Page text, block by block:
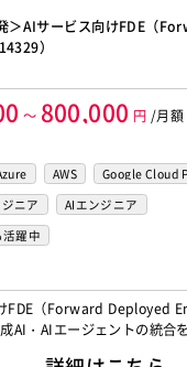
＞AIサービス向けFDE（
）
～ 800,000 円 /月額
AWS
Google Cloud
ニア
AIエンジニア
躍中
FDE（Forward Deployed
AI・AIエージェントの統合